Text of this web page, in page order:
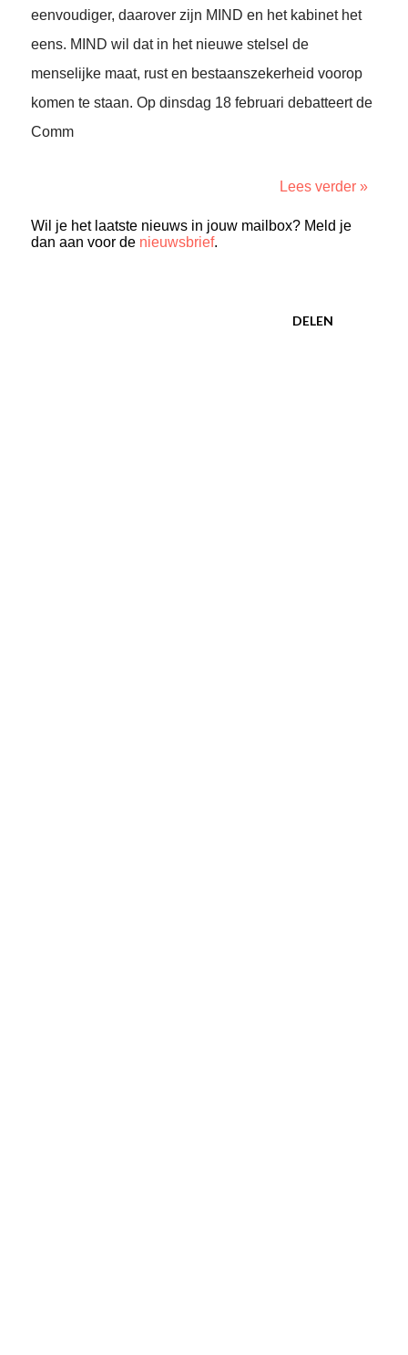
eenvoudiger, daarover zijn MIND en het kabinet het
eens. MIND wil dat in het nieuwe stelsel de
menselijke maat, rust en bestaanszekerheid voorop
komen te staan. Op dinsdag 18 februari debatteert de
Comm
Lees verder »
Wil je het laatste nieuws in jouw mailbox? Meld je
dan aan voor de nieuwsbrief.
DELEN